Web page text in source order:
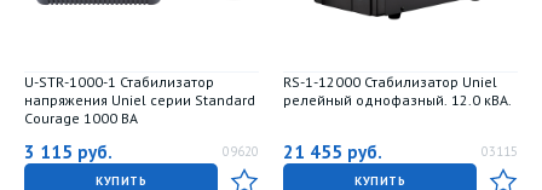
U-STR-1000-1 Стабилизатор
напряжения Uniel серии Standard
Courage 1000 ВА
3 115 руб. 09620
КУПИТЬ
RS-1-12000 Стабилизатор Uniel
релейный однофазный. 12.0 кВА.
21 455 руб. 03115
КУПИТЬ